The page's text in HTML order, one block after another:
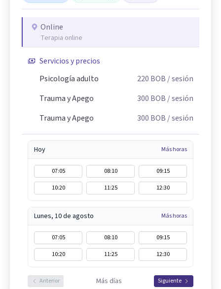
Online
Terapia online
Servicios y precios
Psicología adulto
220 BOB / sesión
Trauma y Apego
300 BOB / sesión
Trauma y Apego
300 BOB / sesión
Hoy Más horas
07:05 08:10
09:15
10:20
11:25 12:30
Lunes, 10 de agosto Más horas
07:05 08:10
09:15
10:20
11:25 12:30
Anterior Más días Siguiente